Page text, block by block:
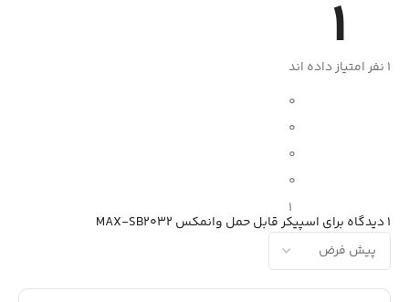
1
1 نفر امتیاز داده اند
0
0
0
0
1
1 دیدگاه برای اسپیکر قابل حمل وانمکس MAX-SB2032